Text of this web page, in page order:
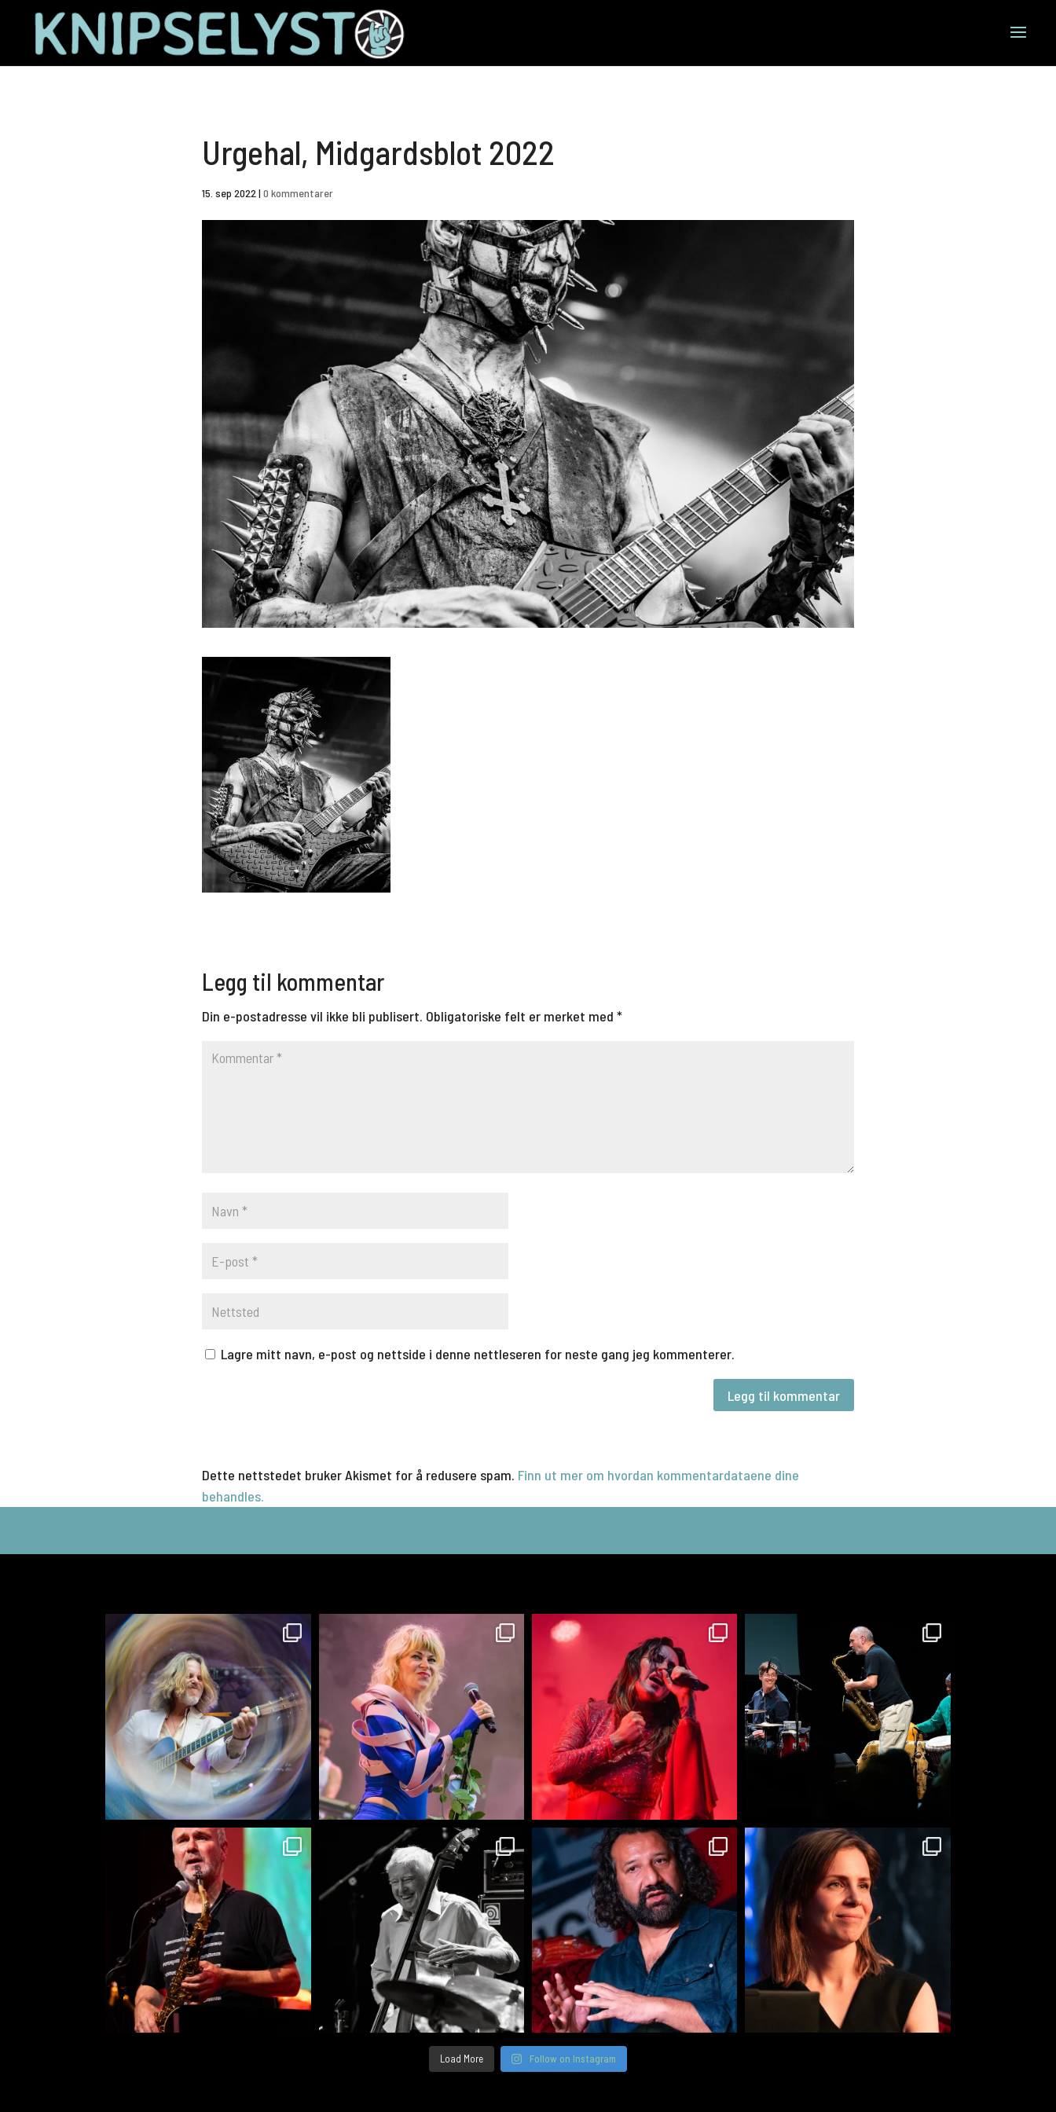
Urgehal, Midgardsblot 2022
15. sep 2022 | 0 kommentarer
Legg til kommentar
Din e-postadresse vil ikke bli publisert. Obligatoriske felt er merket med *
Lagre mitt navn, e-post og nettside i denne nettleseren for neste gang jeg kommenterer.
Dette nettstedet bruker Akismet for å redusere spam. Finn ut mer om hvordan kommentardataene dine
behandles.
Load More Follow on Instagram